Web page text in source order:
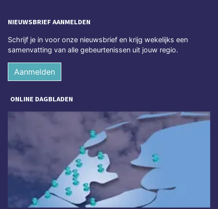
NIEUWSBRIEF AANMELDEN
Schrijf je in voor onze nieuwsbrief en krijg wekelijks een
samenvatting van alle gebeurtenissen uit jouw regio.
Aanmelden
ONLINE DAGBLADEN